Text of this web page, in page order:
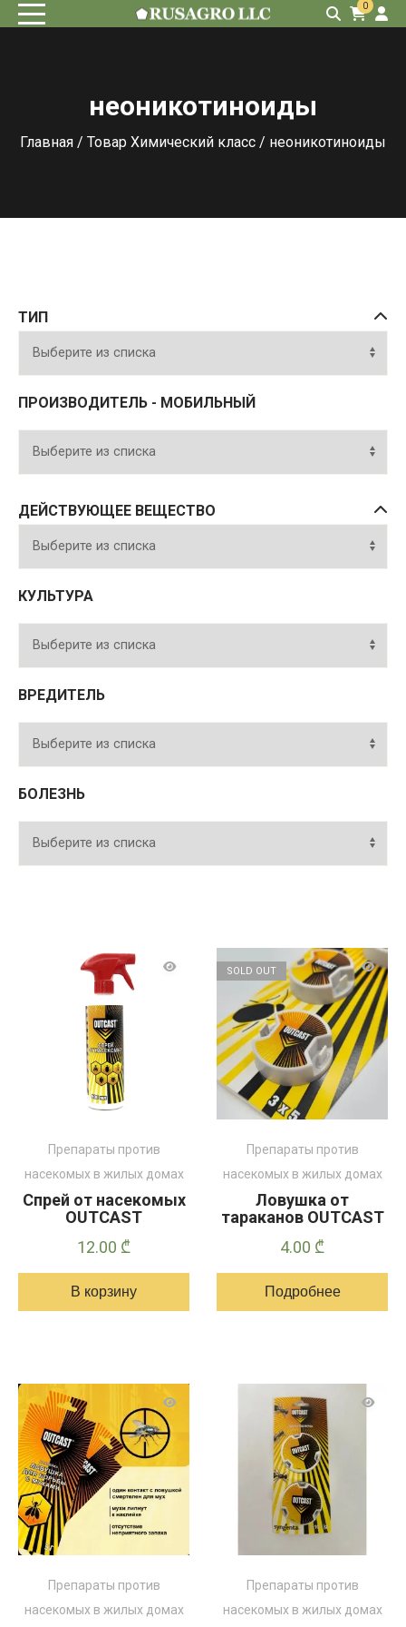
0
неоникотиноиды
Главная / Товар Химический класс / неоникотиноиды
ТИП
ПРОИЗВОДИТЕЛЬ - МОБИЛЬНЫЙ
ДЕЙСТВУЮЩЕЕ ВЕЩЕСТВО
КУЛЬТУРА
ВРЕДИТЕЛЬ
БОЛЕЗНЬ
Препараты против
насекомых в жилых домах
Спрей от насекомых
OUTCAST
12.00 ₾
В корзину
SOLD OUT
Препараты против
насекомых в жилых домах
Ловушка от
тараканов OUTCAST
4.00 ₾
Подробнее
Препараты против
насекомых в жилых домах
Препараты против
насекомых в жилых домах